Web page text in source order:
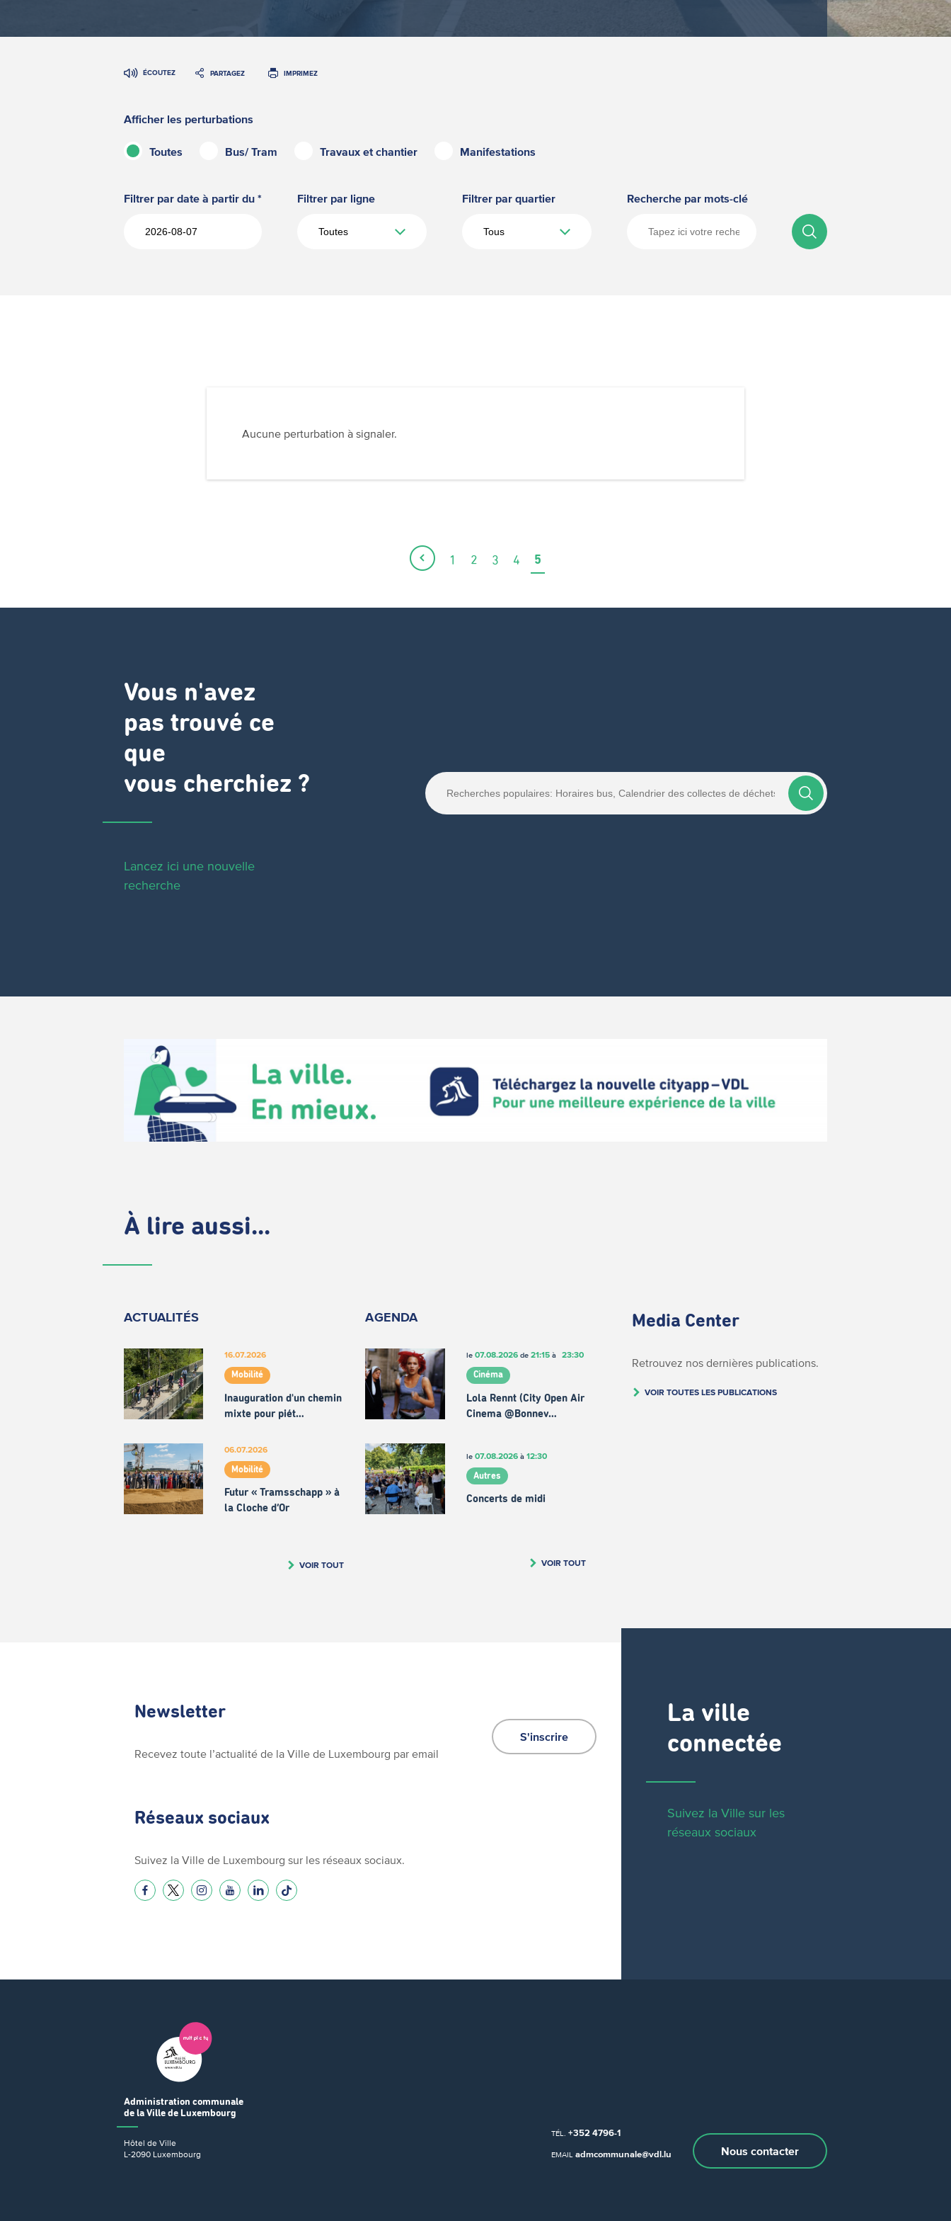
ÉCOUTEZ PARTAGEZ IMPRIMEZ
Afficher les perturbations
Toutes Bus/ Tram Travaux et chantier Manifestations
Filtrer par date à partir du Filtrer par ligne Filtrer par quartier Recherche par mots-clé
Aucune perturbation à signaler.
Page
1 2 3
Page
4
Page
5
Vous n'avez
pas trouvé ce
que
vous cherchiez ?
Lancez ici une nouvelle
recherche
À lire aussi...
ACTUALITÉS
16.07.2026
Mobilité
Inauguration d'un chemin
mixte pour piét…
06.07.2026
Mobilité
Futur « Tramsschapp » à
la Cloche d’Or
VOIR TOUT
AGENDA
le 07.08.2026de 21:15à 23:30
Cinéma
Lola Rennt (City Open Air
Cinema @Bonnev…
le 07.08.2026à 12:30
Autres
Concerts de midi
VOIR TOUT
Media Center
Retrouvez nos dernières publications.
VOIR TOUTES LES PUBLICATIONS
La ville
connectée
Suivez la Ville sur les
réseaux sociaux
Newsletter
Recevez toute l’actualité de la Ville de Luxembourg par email
S'inscrire
Réseaux sociaux
Suivez la Ville de Luxembourg sur les réseaux sociaux.
Administration communale
de la Ville de Luxembourg
Hôtel de Ville
L-2090 Luxembourg
TÉL. +352 4796-1
EMAIL admcommunale@vdl.lu Nous contacter